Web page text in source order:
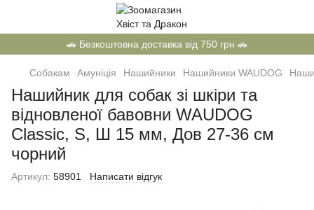
🚗 Безкоштовна доставка від 750 грн 🚗
Собакам Амуніція Нашийники Нашийники WAUDOG
Нашийник для собак зі шкіри та
відновленої бавовни WAUDOG
Classic, S, Ш 15 мм, Дов 27-36 см
чорний
Артикул: 58901 Написати відгук